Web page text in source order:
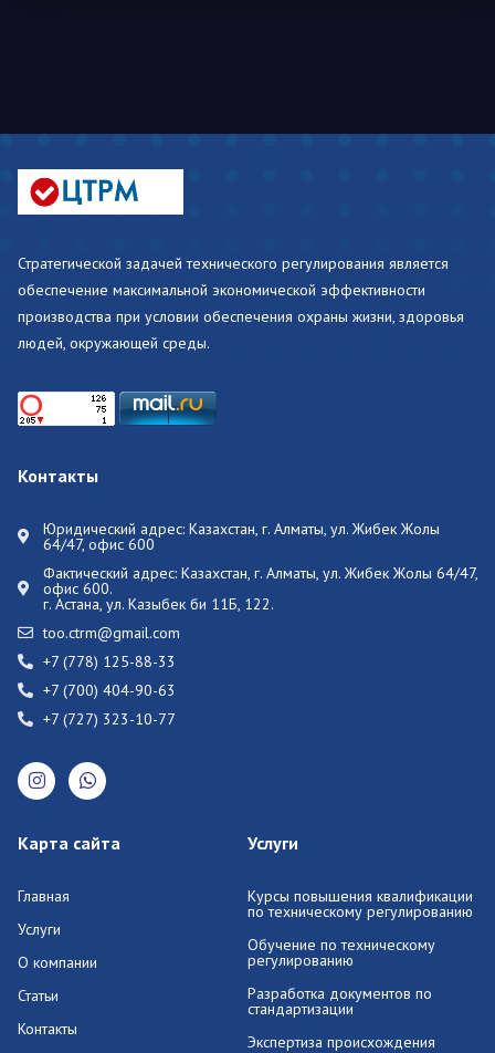
Стратегической задачей технического регулирования является
обеспечение максимальной экономической эффективности
производства при условии обеспечения охраны жизни, здоровья
людей, окружающей среды.
Контакты
Юридический адрес: Казахстан, г. Алматы, ул. Жибек Жолы
64/47, офис 600
Фактический адрес: Казахстан, г. Алматы, ул. Жибек Жолы 64/47,
офис 600.
г. Астана, ул. Казыбек би 11Б, 122.
too.ctrm@gmail.com
+7 (778) 125-88-33
+7 (700) 404-90-63
+7 (727) 323-10-77
Карта сайта
Главная
Услуги
О компании
Статьи
Контакты
Услуги
Курсы повышения квалификации
по техническому регулированию
Обучение по техническому
регулированию
Разработка документов по
стандартизации
Экспертиза происхождения